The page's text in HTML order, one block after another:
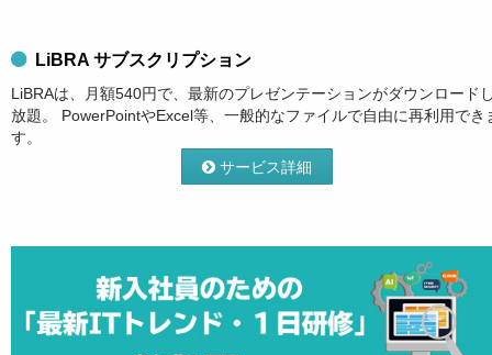
LiBRA サブスクリプション
LiBRAは、月額540円で、最新のプレゼンテーションがダウンロード
放題。 PowerPointやExcel等、一般的なファイルで自由に再利用でき
す。
サービス詳細